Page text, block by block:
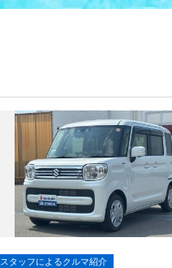
スタッフによるクルマ紹介